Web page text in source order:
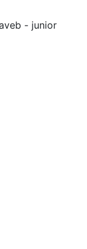
- junior